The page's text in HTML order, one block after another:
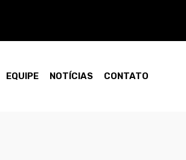
EQUIPE NOTÍCIAS CONTATO